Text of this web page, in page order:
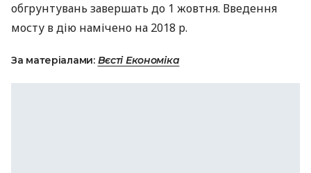
обгрунтувань завершать до 1 жовтня. Введення
мосту в дію намічено на 2018 р.
За матеріалами: Вєсті Економіка